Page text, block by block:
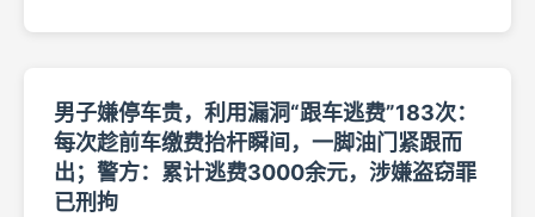
男子嫌停车贵，利用漏洞“跟车逃费”183次：
每次趁前车缴费抬杆瞬间，一脚油门紧跟而
出；警方：累计逃费3000余元，涉嫌盗窃罪
已刑拘